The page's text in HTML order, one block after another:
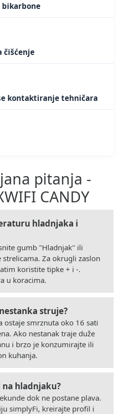
bikarbone
čišćenje
kontaktiranje tehničara
pitanja -
CANDY
hladnjaka i
gumb "Hladnjak" ili
Za okrugli zaslon
koristite tipke + i -.
u koracima.
struje?
ostaje smrznuta oko 16 sati
Ako nestanak traje duže
i brzo je konzumirajte ili
kuhanja.
hladnjaku?
dok ne postane plava.
simplyFi, kreirajte profil i